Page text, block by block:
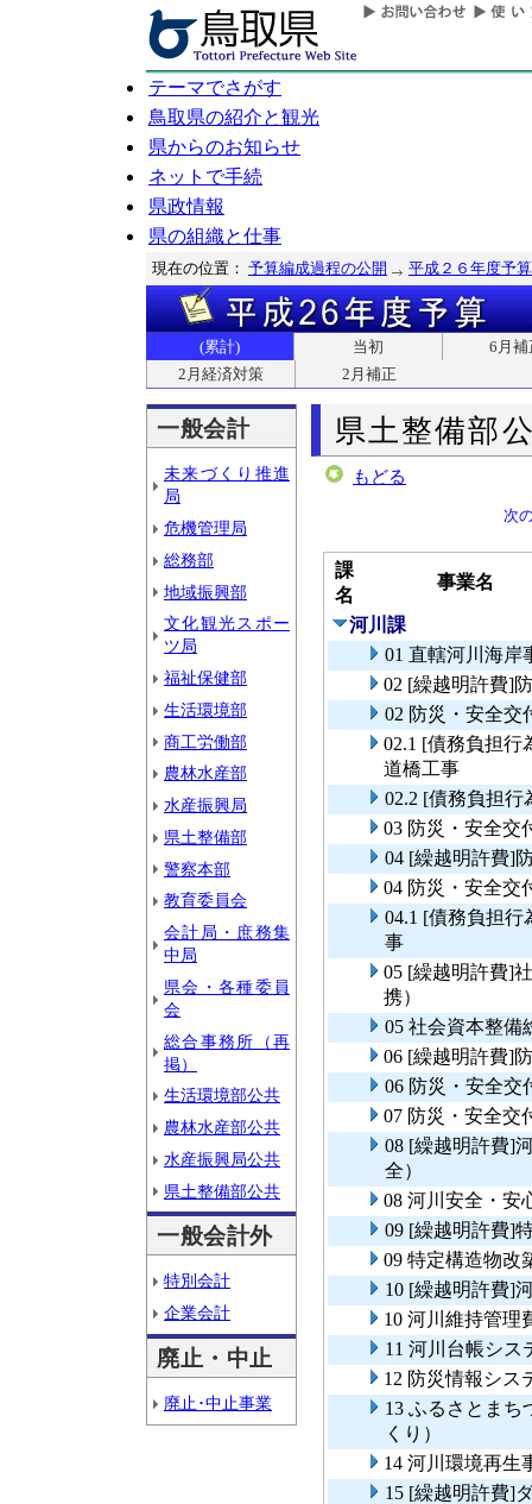
テーマでさがす
鳥取県の紹介と観光
県からのお知らせ
ネットで手続
県政情報
県の組織と仕事
現在の位置： 予算編成過程の公開 平成２６年度予算
(累計) 当初
6月補
2月経済対策
2月補正
一般会計
未来づくり推進
局
危機管理局
総務部
地域振興部
文化観光スポー
ツ局
福祉保健部
生活環境部
商工労働部
農林水産部
水産振興局
県土整備部
警察本部
教育委員会
会計局・庶務集
中局
県会・各種委員
会
総合事務所（再
掲）
生活環境部公共
農林水産部公共
水産振興局公共
県土整備部公共
一般会計外
特別会計
企業会計
廃止・中止
廃止･中止事業
県土整備部
もどる
次
課
名
事業名
河川課
01 直轄河川海岸
02 [繰越明許費]
02 防災・安全交
02.1 [債務負担
道橋工事
02.2 [債務負担
03 防災・安全交
04 [繰越明許費]
04 防災・安全交
04.1 [債務負担
事
05 [繰越明許費]
携）
05 社会資本整備
06 [繰越明許費]
06 防災・安全交
07 防災・安全交
08 [繰越明許費]
全）
08 河川安全・安
09 [繰越明許費]
09 特定構造物改
10 [繰越明許費]
10 河川維持管理
11 河川台帳シス
12 防災情報シス
13 ふるさとまち
くり）
14 河川環境再生
15 [繰越明許費]